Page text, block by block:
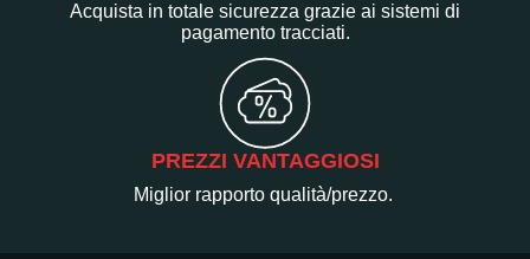
Acquista in totale sicurezza grazie ai sistemi di
pagamento tracciati.
PREZZI VANTAGGIOSI
Miglior rapporto qualità/prezzo.